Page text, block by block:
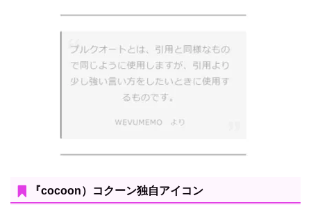
『cocoon）コクーン独自アイコン